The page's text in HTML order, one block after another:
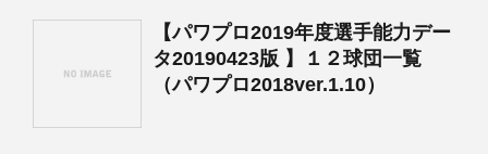
【パワプロ2019年度選手能力デー
タ20190423版 】１２球団一覧
（パワプロ2018ver.1.10）